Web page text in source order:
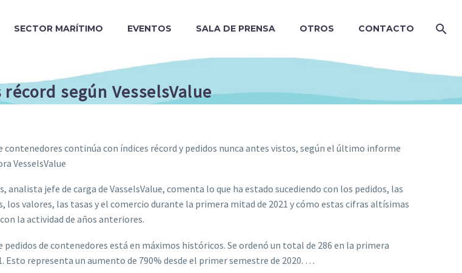
SECTOR MARÍTIMO EVENTOS SALA DE PRENSA OTROS CONTACTO
según VesselsValue
contenedores continúa con índices récord y pedidos nunca antes vistos, según el último informe
VesselsValue
analista jefe de carga de VasselsValue, comenta lo que ha estado sucediendo con los pedidos, las
los valores, las tasas y el comercio durante la primera mitad de 2021 y cómo estas cifras altísimas
la actividad de años anteriores.
pedidos de contenedores está en máximos históricos. Se ordenó un total de 286 en la primera
Esto representa un aumento de 790% desde el primer semestre de 2020. …